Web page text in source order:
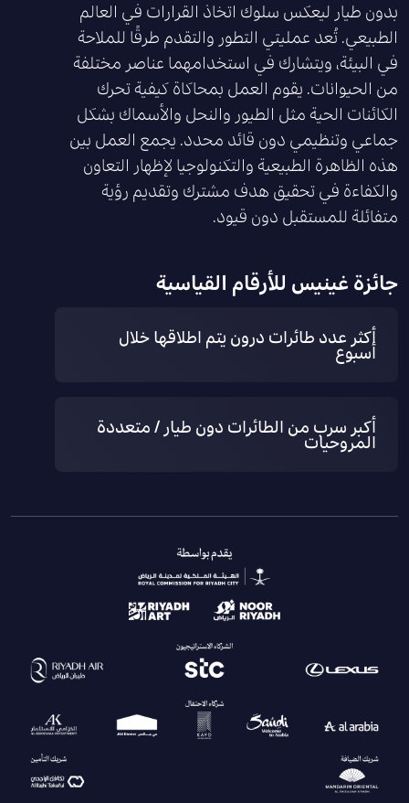
بدون طيار ليعكس سلوك اتخاذ القرارات في العالم
الطبيعي. تُعد عمليتي التطور والتقدم طرقًا للملاحة
في البيئة، ويتشارك في استخدامهما عناصر مختلفة
من الحيوانات. يقوم العمل بمحاكاة كيفية تحرك
الكائنات الحية مثل الطيور والنحل والأسماك بشكل
جماعي وتنظيمي دون قائد محدد. يجمع العمل بين
هذه الظاهرة الطبيعية والتكنولوجيا لإظهار التعاون
والكفاءة في تحقيق هدف مشترك وتقديم رؤية
متفائلة للمستقبل دون قيود.
جائزة غينيس للأرقام القياسية
أكثر عدد طائرات درون يتم اطلاقها خلال
أسبوع
أكبر سرب من الطائرات دون طيار / متعددة
المروحيات